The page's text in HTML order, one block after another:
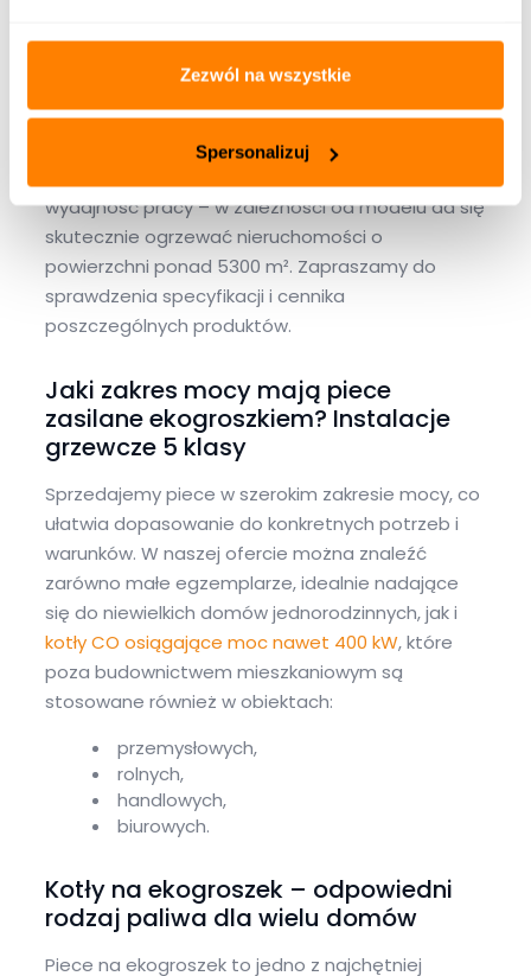
Zezwól na wszystkie
Spersonalizuj
konstrukcja jest tak lekka i ergonomiczna, jak to
Przy relatywnie małej masie i niewielkich
rozmiarach nasze kotły CO 5 klasy na paliwo stałe
wydajność pracy – w zależności od modelu da się
skutecznie ogrzewać nieruchomości o
powierzchni ponad 5300 m². Zapraszamy do
sprawdzenia specyfikacji i cennika
poszczególnych produktów.
Jaki zakres mocy mają piece
zasilane ekogroszkiem? Instalacje
grzewcze 5 klasy
Sprzedajemy piece w szerokim zakresie mocy, co
ułatwia dopasowanie do konkretnych potrzeb i
warunków. W naszej ofercie można znaleźć
zarówno małe egzemplarze, idealnie nadające
się do niewielkich domów jednorodzinnych, jak i
kotły CO osiągające moc nawet 400 kW, które
poza budownictwem mieszkaniowym są
stosowane również w obiektach:
przemysłowych,
rolnych,
handlowych,
biurowych.
Kotły na ekogroszek – odpowiedni
rodzaj paliwa dla wielu domów
Piece na ekogroszek to jedno z najchętniej